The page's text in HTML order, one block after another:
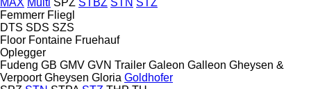
Femmerr Fliegl
DTS SDS SZS
Floor Fontaine Fruehauf
Oplegger
Fudeng GB GMV GVN Trailer Galeon Galleon Gheysen &
Verpoort Gheysen Gloria Goldhofer